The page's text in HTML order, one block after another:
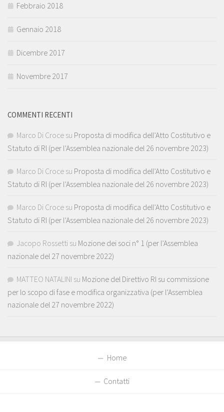
Febbraio 2018
Gennaio 2018
Dicembre 2017
Novembre 2017
COMMENTI RECENTI
Marco Di Croce su Proposta di modifica dell’Atto Costitutivo e
Statuto di RI (per l’Assemblea nazionale del 26 novembre 2023)
Marco Di Croce su Proposta di modifica dell’Atto Costitutivo e
Statuto di RI (per l’Assemblea nazionale del 26 novembre 2023)
Marco Di Croce su Proposta di modifica dell’Atto Costitutivo e
Statuto di RI (per l’Assemblea nazionale del 26 novembre 2023)
Jacopo Rossetti su Mozione dei soci n° 1 (per l’Assemblea
nazionale del 27 novembre 2022)
MATTEO NATALINI su Mozione del Direttivo RI su commissione
per lo scopo di fase e modifica organizzativa (per l’Assemblea
nazionale del 27 novembre 2022)
Home
Contatti